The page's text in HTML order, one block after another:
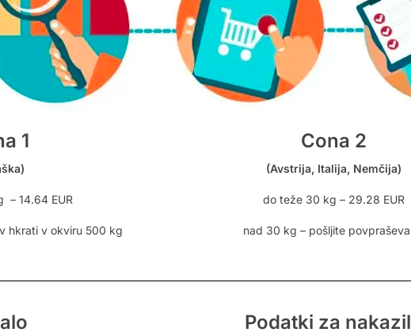
1
– 14.64 EUR
hkrati v okviru 500 kg
Cona 2
(Avstrija, Italija, Nemčija)
do teže 30 kg – 29.28 EUR
nad 30 kg – pošljite
Podatki za